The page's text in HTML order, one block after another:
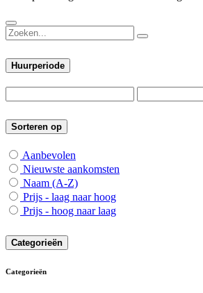
Huurperiode
Sorteren op
Aanbevolen
Nieuwste aankomsten
Naam (A-Z)
Prijs - laag naar hoog
Prijs - hoog naar laag
Categorieën
Categorieën